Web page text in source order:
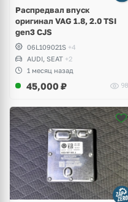
Распредвал впуск
оригинал VAG 1.8, 2.0 TSI
gen3 CJS
06L109021S +4
AUDI, SEAT +2
1 месяц назад
45,000 ₽ 98
2 фото